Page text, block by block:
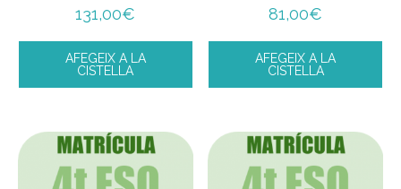
131,00€
AFEGEIX A LA
CISTELLA
81,00€
AFEGEIX A LA
CISTELLA